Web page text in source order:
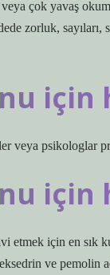
çok yavaş
zorluk,
için
veya psikologlar
için
için en sık
ve pemolin